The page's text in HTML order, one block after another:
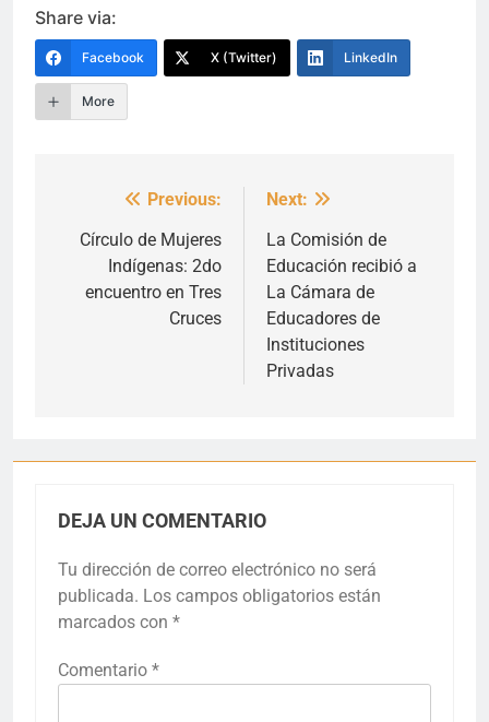
Share via:
Facebook X (Twitter) LinkedIn
More
Navegación
de
entradas
Previous:
Círculo de Mujeres
Indígenas: 2do
encuentro en Tres
Cruces
Next:
La Comisión de
Educación recibió a
La Cámara de
Educadores de
Instituciones
Privadas
DEJA UN COMENTARIO
Tu dirección de correo electrónico no será
publicada. Los campos obligatorios están
marcados con *
Comentario *